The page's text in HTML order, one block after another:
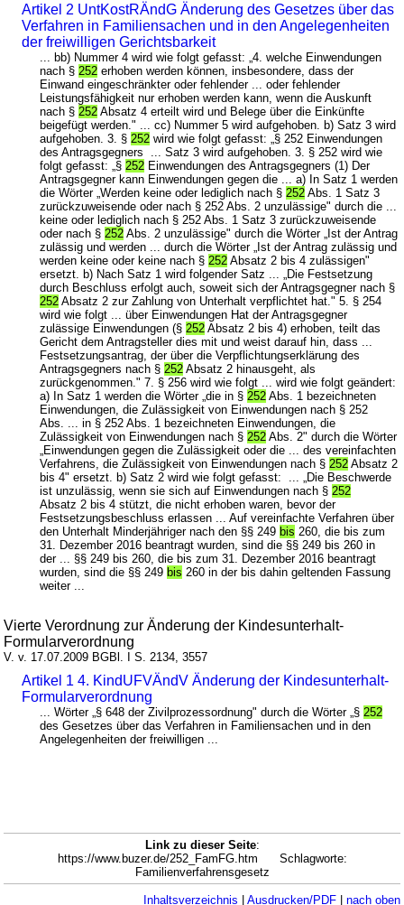
Artikel 2 UntKostRÄndG Änderung des Gesetzes über das
Verfahren in Familiensachen und in den Angelegenheiten
der freiwilligen Gerichtsbarkeit
... bb) Nummer 4 wird wie folgt gefasst: „4. welche Einwendungen
nach § 252 erhoben werden können, insbesondere, dass der
Einwand eingeschränkter oder fehlender ... oder fehlender
Leistungsfähigkeit nur erhoben werden kann, wenn die Auskunft
nach § 252 Absatz 4 erteilt wird und Belege über die Einkünfte
beigefügt werden." ... cc) Nummer 5 wird aufgehoben. b) Satz 3 wird
aufgehoben. 3. § 252 wird wie folgt gefasst: „§ 252 Einwendungen
des Antragsgegners ... Satz 3 wird aufgehoben. 3. § 252 wird wie
folgt gefasst: „§ 252 Einwendungen des Antragsgegners (1) Der
Antragsgegner kann Einwendungen gegen die ... a) In Satz 1 werden
die Wörter „Werden keine oder lediglich nach § 252 Abs. 1 Satz 3
zurückzuweisende oder nach § 252 Abs. 2 unzulässige" durch die ...
keine oder lediglich nach § 252 Abs. 1 Satz 3 zurückzuweisende
oder nach § 252 Abs. 2 unzulässige" durch die Wörter „Ist der Antrag
zulässig und werden ... durch die Wörter „Ist der Antrag zulässig und
werden keine oder keine nach § 252 Absatz 2 bis 4 zulässigen"
ersetzt. b) Nach Satz 1 wird folgender Satz ... „Die Festsetzung
durch Beschluss erfolgt auch, soweit sich der Antragsgegner nach §
252 Absatz 2 zur Zahlung von Unterhalt verpflichtet hat." 5. § 254
wird wie folgt ... über Einwendungen Hat der Antragsgegner
zulässige Einwendungen (§ 252 Absatz 2 bis 4) erhoben, teilt das
Gericht dem Antragsteller dies mit und weist darauf hin, dass ...
Festsetzungsantrag, der über die Verpflichtungserklärung des
Antragsgegners nach § 252 Absatz 2 hinausgeht, als
zurückgenommen." 7. § 256 wird wie folgt ... wird wie folgt geändert:
a) In Satz 1 werden die Wörter „die in § 252 Abs. 1 bezeichneten
Einwendungen, die Zulässigkeit von Einwendungen nach § 252
Abs. ... in § 252 Abs. 1 bezeichneten Einwendungen, die
Zulässigkeit von Einwendungen nach § 252 Abs. 2" durch die Wörter
„Einwendungen gegen die Zulässigkeit oder die ... des vereinfachten
Verfahrens, die Zulässigkeit von Einwendungen nach § 252 Absatz 2
bis 4" ersetzt. b) Satz 2 wird wie folgt gefasst: ... „Die Beschwerde
ist unzulässig, wenn sie sich auf Einwendungen nach § 252
Absatz 2 bis 4 stützt, die nicht erhoben waren, bevor der
Festsetzungsbeschluss erlassen ... Auf vereinfachte Verfahren über
den Unterhalt Minderjähriger nach den §§ 249bis 260, die bis zum
31. Dezember 2016 beantragt wurden, sind die §§ 249 bis 260 in
der ... §§ 249 bis 260, die bis zum 31. Dezember 2016 beantragt
wurden, sind die §§ 249bis 260 in der bis dahin geltenden Fassung
weiter ...
Vierte Verordnung zur Änderung der Kindesunterhalt-
Formularverordnung
V. v. 17.07.2009 BGBl. I S. 2134, 3557
Artikel 1 4. KindUFVÄndV Änderung der Kindesunterhalt-
Formularverordnung
... Wörter „§ 648 der Zivilprozessordnung" durch die Wörter „§ 252
des Gesetzes über das Verfahren in Familiensachen und in den
Angelegenheiten der freiwilligen ...
Link zu dieser Seite:
https://www.buzer.de/252_FamFG.htm Schlagworte:
Familienverfahrensgesetz
Inhaltsverzeichnis | Ausdrucken/PDF| nach oben